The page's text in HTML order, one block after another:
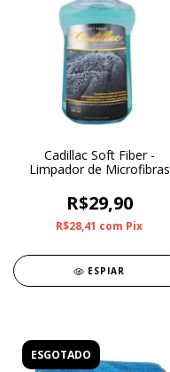
Cadillac Soft Fiber -
Limpador de Microfibras
R$29,90
R$28,41 com Pix
ESPIAR
ESGOTADO